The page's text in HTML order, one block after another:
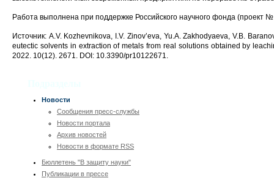
Работа выполнена при поддержке Российского научного фонда (проект
Источник: A.V. Kozhevnikova, I.V. Zinov’eva, Yu.A. Zakhodyaeva, V.B.
eutectic solvents in extraction of metals from real solutions obtained by
2022. 10(12). 2671. DOI: 10.3390/pr10122671.
Новости
Сообщения пресс-службы
Новости портала
Архив новостей
Новости в формате RSS
Бюллетень "В защиту науки"
Публикации в прессе